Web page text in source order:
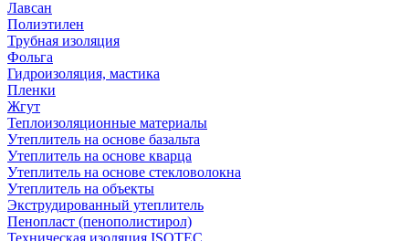
Лавсан
Полиэтилен
Трубная изоляция
Фольга
Гидроизоляция, мастика
Пленки
Жгут
Теплоизоляционные материалы
Утеплитель на основе базальта
Утеплитель на основе кварца
Утеплитель на основе стекловолокна
Утеплитель на объекты
Экструдированный утеплитель
Пенопласт (пенополистирол)
Техническая изоляция ISOTEC